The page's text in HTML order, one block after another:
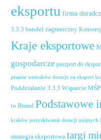
eksportu firma
3.3.3 handel zagraniczny
Kraje eksportowe
gospodarcze paszport do
pisanie wniosków dotacje na eksport
Poddziałanie 3.3.3 Wsparcie
to Brand Podstawowe
kraków pozyskiwanie dotacji unijnych
strategia eksportowa targi